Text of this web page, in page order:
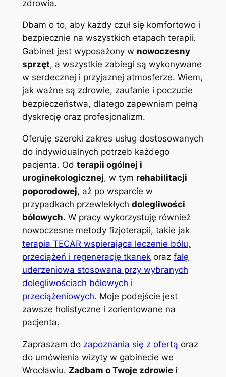
zdrowia.
Dbam o to, aby każdy czuł się komfortowo i
bezpiecznie na wszystkich etapach terapii.
Gabinet jest wyposażony w nowoczesny
sprzęt, a wszystkie zabiegi są wykonywane
w serdecznej i przyjaznej atmosferze. Wiem,
jak ważne są zdrowie, zaufanie i poczucie
bezpieczeństwa, dlatego zapewniam pełną
dyskrecję oraz profesjonalizm.
Oferuję szeroki zakres usług dostosowanych
do indywidualnych potrzeb każdego
pacjenta. Od terapii ogólnej i
uroginekologicznej, w tym rehabilitacji
poporodowej, aż po wsparcie w
przypadkach przewlekłych dolegliwości
bólowych. W pracy wykorzystuję również
nowoczesne metody fizjoterapii, takie jak
terapia TECAR wspierająca leczenie bólu,
przeciążeń i regenerację tkanekoraz falę
uderzeniowa stosowana przy wybranych
dolegliwościach bólowych i
przeciążeniowych. Moje podejście jest
zawsze holistyczne i zorientowane na
pacjenta.
Zapraszam do zapoznania się z ofertą oraz
do umówienia wizyty w gabinecie we
Wrocławiu. Zadbam o Twoje zdrowie i